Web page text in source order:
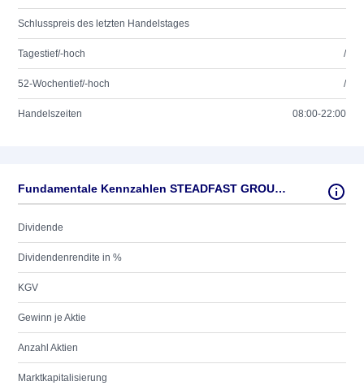
Schlusspreis des letzten Handelstages
Tagestief/-hoch /
52-Wochentief/-hoch /
Handelszeiten 08:00-22:00
Fundamentale Kennzahlen STEADFAST GROUP LTD
Dividende
Dividendenrendite in %
KGV
Gewinn je Aktie
Anzahl Aktien
Marktkapitalisierung